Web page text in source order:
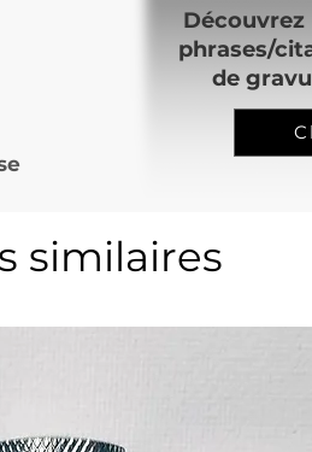
phrases/
de
similaires